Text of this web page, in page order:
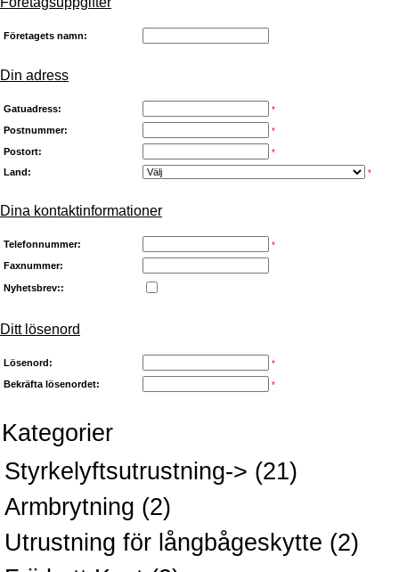
Företagets namn:
Din adress
Gatuadress: *
Postnummer: *
Postort: *
Land: *
Dina kontaktinformationer
Telefonnummer: *
Faxnummer:
Nyhetsbrev::
Ditt lösenord
Lösenord: *
Bekräfta lösenordet: *
Kategorier
Styrkelyftsutrustning-> (21)
Armbrytning (2)
Utrustning för långbågeskytte (2)